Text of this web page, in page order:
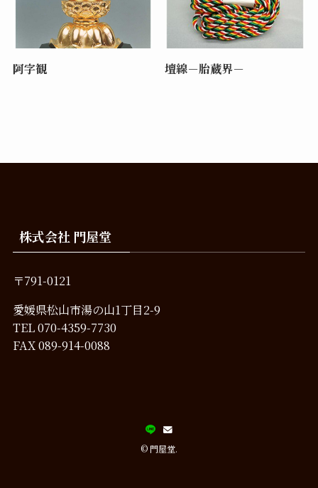
阿字観 壇線－胎蔵界－
株式会社 門屋堂
〒791-0121
愛媛県松山市湯の山1丁目2-9
TEL070-4359-7730
FAX 089-914-0088
© 門屋堂.